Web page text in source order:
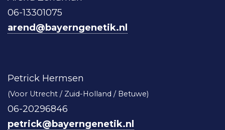
06-13301075
arend@bayerngenetik.nl
Petrick Hermsen
(Voor Utrecht / Zuid-Holland / Betuwe)
06-20296846
petrick@bayerngenetik.nl